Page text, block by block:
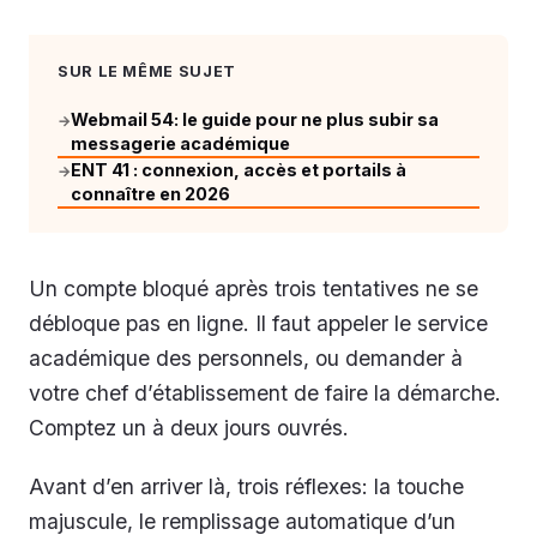
SUR LE MÊME SUJET
→Webmail 54: le guide pour ne plus subir sa
messagerie académique
→ENT 41 : connexion, accès et portails à
connaître en 2026
Un compte bloqué après trois tentatives ne se
débloque pas en ligne. Il faut appeler le service
académique des personnels, ou demander à
votre chef d’établissement de faire la démarche.
Comptez un à deux jours ouvrés.
Avant d’en arriver là, trois réflexes: la touche
majuscule, le remplissage automatique d’un